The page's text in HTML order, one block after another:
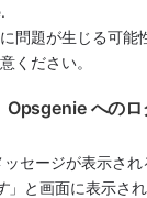
問題が生じる可能
ください。
への
セージが表示さ
」と画面に表示され